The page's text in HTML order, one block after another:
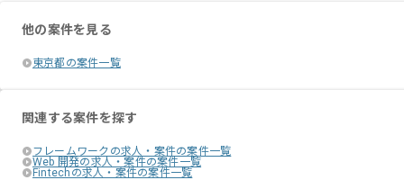
他の案件を見る
東京都の案件一覧
関連する案件を探す
フレームワークの求人・案件の案件一覧
Web 開発の求人・案件の案件一覧
Fintechの求人・案件の案件一覧